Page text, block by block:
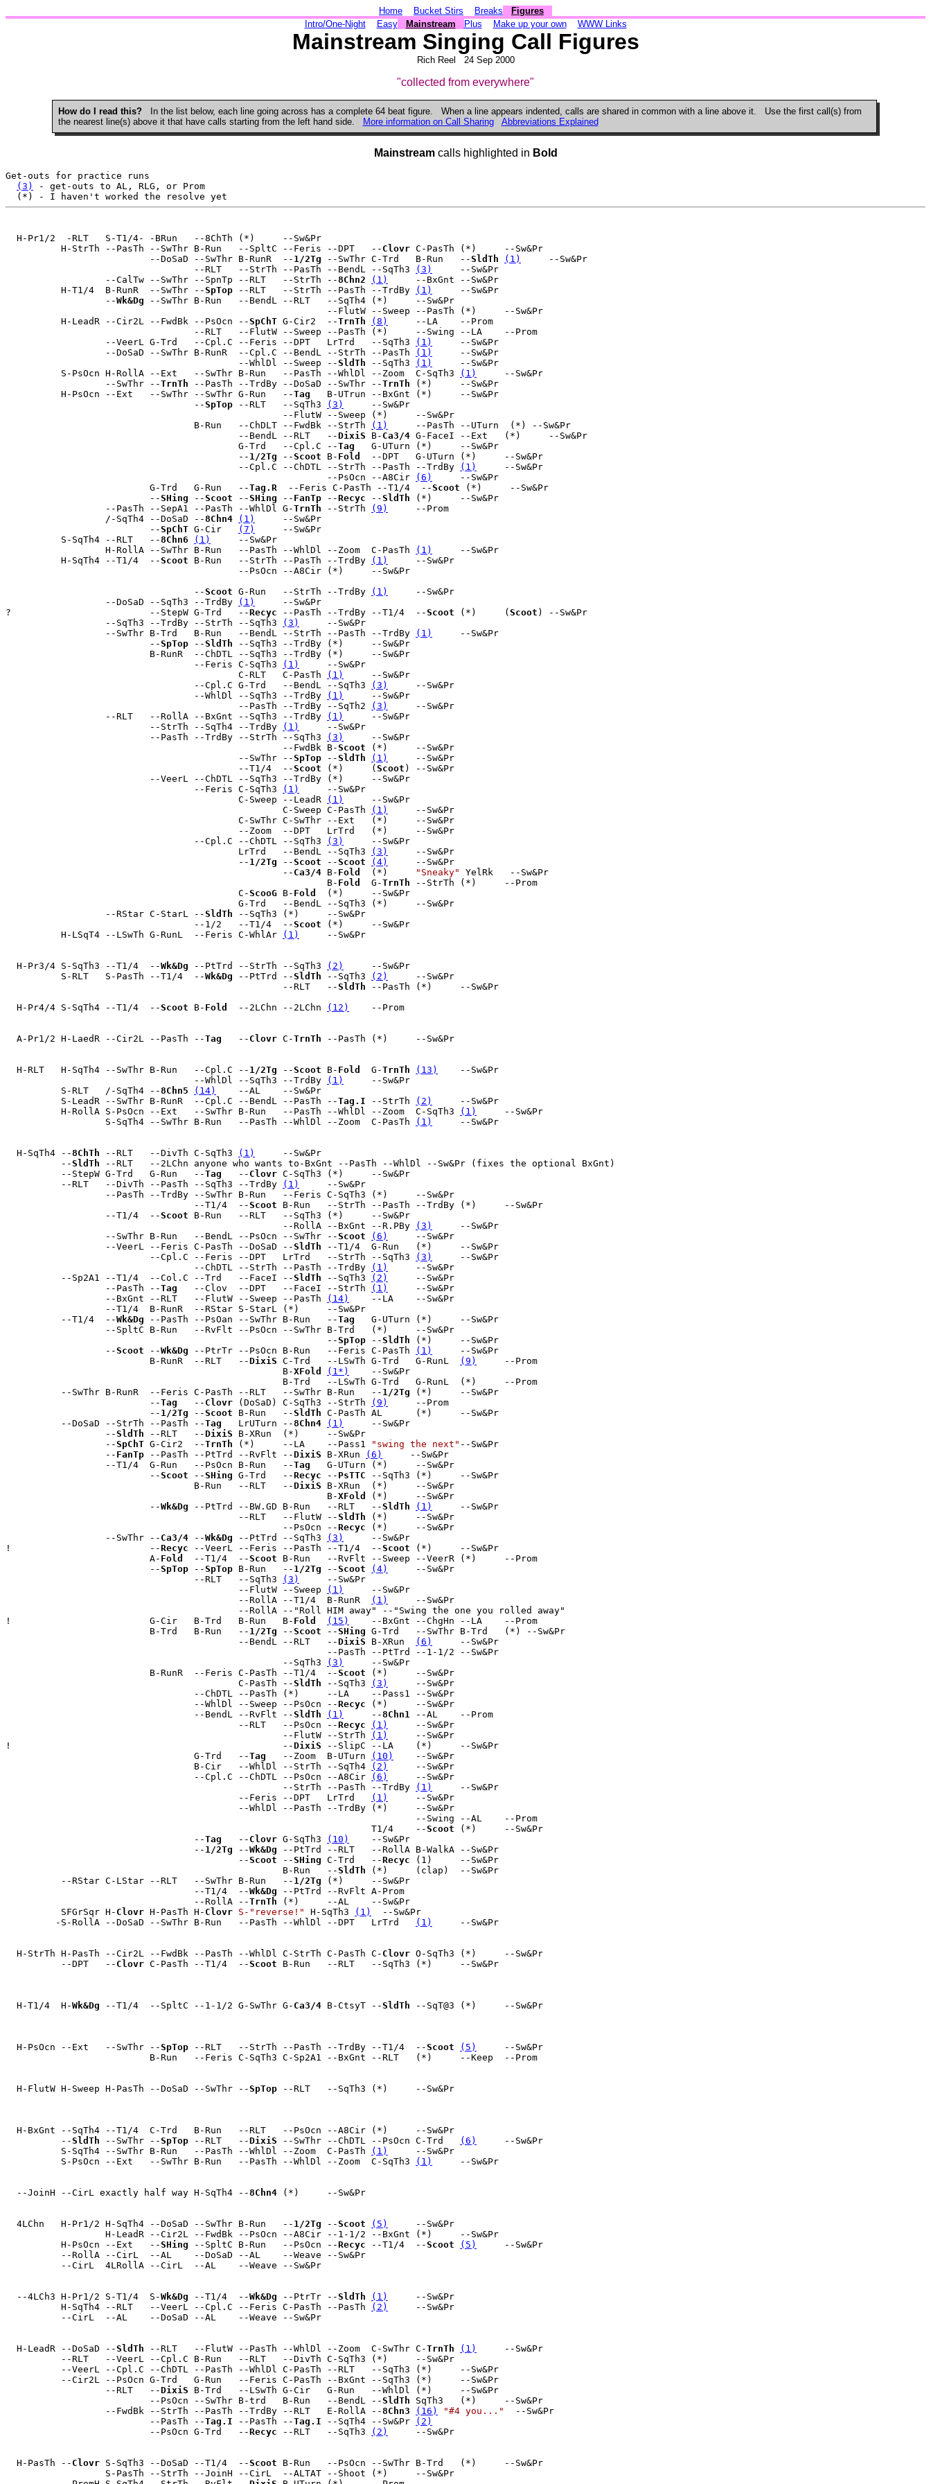
Home Bucket Stirs Breaks
Figures
Intro/One-Night
Easy Mainstream Plus Make up your own WWW Links
Mainstream Singing Call Figures
Rich Reel 24 Sep 2000
"collected from everywhere"
How do I read this?In the list below, each line going across has a complete 64 beat figure. When a line appears indented, calls are shared in common with a line above it. Use the first call(s) from
the nearest line(s) above it that have calls starting from the left hand side.
More information on Call Sharing Abbreviations Explained
Mainstreamcalls highlighted in Bold
Get-outs for practice runs
(3)
- get-outs to AL, RLG, or Prom
  H-Pr1/2  -RLT   S-T1/4- -BRun   --8ChTh (*)     --Sw&Pr
          H-StrTh --PasTh --SwThr B-Run   --SpltC --Feris --DPT   --
Clovr C-PasTh (*)     --Sw&Pr
                          --DoSaD --SwThr B-RunR  --
1/2Tg --SwThr C-Trd   B-Run   --SldTh (1)
     --Sw&Pr
                                  --RLT   --StrTh --PasTh --BendL --SqTh3
(3)
     --Sw&Pr
                  --CalTw --SwThr --SpnTp --RLT   --StrTh --
8Chn2 (1)
     --BxGnt --Sw&Pr
          H-T1/4  B-RunR  --SwThr --
SpTop --RLT   --StrTh --PasTh --TrdBy (1)
     --Sw&Pr
                  --
Wk&Dg --SwThr B-Run   --BendL --RLT   --SqTh4 (*)     --Sw&Pr
                                                          --FlutW --Sweep --PasTh (*)     --Sw&Pr
          H-LeadR --Cir2L --FwdBk --PsOcn --
SpChT G-Cir2  --TrnTh (8)
     --LA    --Prom
                                  --RLT   --FlutW --Sweep --PasTh (*)     --Swing --LA    --Prom
                  --VeerL G-Trd   --Cpl.C --Feris --DPT   LrTrd   --SqTh3
(1)
     --Sw&Pr
                  --DoSaD --SwThr B-RunR  --Cpl.C --BendL --StrTh --PasTh
(1)
     --Sw&Pr
                                          --WhlDl --Sweep --
SldTh --SqTh3 (1)
     --Sw&Pr
          S-PsOcn H-RollA --Ext   --SwThr B-Run   --PasTh --WhlDl --Zoom  C-SqTh3
(1)
     --Sw&Pr
                  --SwThr --
TrnTh --PasTh --TrdBy --DoSaD --SwThr --TrnTh (*)     --Sw&Pr
          H-PsOcn --Ext   --SwThr --SwThr G-Run   --
Tag
   B-UTrun --BxGnt (*)     --Sw&Pr
                                  --
SpTop --RLT   --SqTh3 (3)
     --Sw&Pr
                                                  --FlutW --Sweep (*)     --Sw&Pr
                                  B-Run   --ChDLT --FwdBk --StrTh
(1)
     --PasTh --UTurn
(*) --Sw&Pr
                                          --BendL --RLT   --
DixiS B- Ca3/4 G-FaceI --Ext   (*)     --Sw&Pr
                                          G-Trd   --Cpl.C --
Tag
   G-UTurn (*)     --Sw&Pr
                                          --
1/2Tg --Scoot B- Fold
  --DPT   G-UTurn (*)     --Sw&Pr
                                          --Cpl.C --ChDTL --StrTh --PasTh --TrdBy
(1)
     --Sw&Pr
                                                          --PsOcn --A8Cir
(6)
     --Sw&Pr
                          G-Trd   G-Run   --
Tag.R
  --Feris C-PasTh --T1/4  --
Scoot (*)     --Sw&Pr
                          --
SHing --Scoot --SHing -- FanTp --Recyc --SldTh (*)     --Sw&Pr
                  --PasTh --SepA1 --PasTh --WhlDl G-
TrnTh --StrTh (9)
     --Prom
                  /-SqTh4 --DoSaD --
8Chn4 (1)
     --Sw&Pr
                          --
SpChT G-Cir (7)
     --Sw&Pr
          S-SqTh4 --RLT   --
8Chn6 (1)
     --Sw&Pr
                  H-RollA --SwThr B-Run   --PasTh --WhlDl --Zoom  C-PasTh
(1)
     --Sw&Pr
          H-SqTh4 --T1/4  --
Scoot B-Run   --StrTh --PasTh --TrdBy (1)
     --Sw&Pr
                                          --PsOcn --A8Cir (*)     --Sw&Pr
                                  --
Scoot G-Run   --StrTh --TrdBy (1)
     --Sw&Pr
                  --DoSaD --SqTh3 --TrdBy
(1)
     --Sw&Pr
?                         --StepW G-Trd   --Recyc --PasTh --TrdBy --T1/4  --Scoot (*)     ( Scoot ) --Sw&Pr
                  --SqTh3 --TrdBy --StrTh --SqTh3
(3)
     --Sw&Pr
                  --SwThr B-Trd   B-Run   --BendL --StrTh --PasTh --TrdBy
(1)
     --Sw&Pr
                          --
SpTop --SldTh --SqTh3 --TrdBy (*)     --Sw&Pr
                          B-RunR  --ChDTL --SqTh3 --TrdBy (*)     --Sw&Pr
                                  --Feris C-SqTh3
(1)
     --Sw&Pr
                                          C-RLT   C-PasTh
(1)
     --Sw&Pr
                                  --Cpl.C G-Trd   --BendL --SqTh3
(3)
     --Sw&Pr
                                  --WhlDl --SqTh3 --TrdBy
(1)
     --Sw&Pr
                                          --PasTh --TrdBy --SqTh2
(3)
     --Sw&Pr
                  --RLT   --RollA --BxGnt --SqTh3 --TrdBy
(1)
     --Sw&Pr
                          --StrTh --SqTh4 --TrdBy
(1)
     --Sw&Pr
                          --PasTh --TrdBy --StrTh --SqTh3
(3)
     --Sw&Pr
                                                  --FwdBk B-
Scoot (*)     --Sw&Pr
                                          --SwThr --
SpTop --SldTh (1)
     --Sw&Pr
                                          --T1/4  --
Scoot (*)     ( Scoot ) --Sw&Pr
                          --VeerL --ChDTL --SqTh3 --TrdBy (*)     --Sw&Pr
                                  --Feris C-SqTh3
(1)
     --Sw&Pr
                                          C-Sweep --LeadR
(1)
     --Sw&Pr
                                                  C-Sweep C-PasTh
(1)
     --Sw&Pr
                                          C-SwThr C-SwThr --Ext   (*)     --Sw&Pr
                                          --Zoom  --DPT   LrTrd   (*)     --Sw&Pr
                                  --Cpl.C --ChDTL --SqTh3
(3)
     --Sw&Pr
                                          LrTrd   --BendL --SqTh3
(3)
     --Sw&Pr
                                          --
1/2Tg --Scoot --Scoot (4)
     --Sw&Pr
                                                  --
Ca3/4 B- Fold
  (*)
"Sneaky"
YelRk   --Sw&Pr
                                                          B-
Fold
  G-
TrnTh --StrTh (*)     --Prom
                                          C-
ScooG B- Fold
  (*)     --Sw&Pr
                                          G-Trd   --BendL --SqTh3 (*)     --Sw&Pr
                  --RStar C-StarL --
SldTh --SqTh3 (*)     --Sw&Pr
                                  --1/2   --T1/4  --
Scoot (*)     --Sw&Pr
          H-LSqT4 --LSwTh G-RunL  --Feris C-WhlAr
(1)
     --Sw&Pr
  H-Pr3/4 S-SqTh3 --T1/4  --
Wk&Dg --PtTrd --StrTh --SqTh3 (2)
     --Sw&Pr
          S-RLT   S-PasTh --T1/4  --
Wk&Dg --PtTrd --SldTh --SqTh3 (2)
     --Sw&Pr
                                                  --RLT   --
SldTh --PasTh (*)     --Sw&Pr
  H-Pr4/4 S-SqTh4 --T1/4  --
Scoot B- Fold
  --2LChn --2LChn
(12)
    --Prom
  A-Pr1/2 H-LaedR --Cir2L --PasTh --
Tag
   --
Clovr C-TrnTh --PasTh (*)     --Sw&Pr
  H-RLT   H-SqTh4 --SwThr B-Run   --Cpl.C --
1/2Tg --Scoot B- Fold
  G-
TrnTh (13)
    --Sw&Pr
                                  --WhlDl --SqTh3 --TrdBy
(1)
     --Sw&Pr
          S-RLT   /-SqTh4 --
8Chn5 (14)
    --AL    --Sw&Pr
          S-LeadR --SwThr B-RunR  --Cpl.C --BendL --PasTh --
Tag.I --StrTh (2)
     --Sw&Pr
          H-RollA S-PsOcn --Ext   --SwThr B-Run   --PasTh --WhlDl --Zoom  C-SqTh3
(1)
     --Sw&Pr
                  S-SqTh4 --SwThr B-Run   --PasTh --WhlDl --Zoom  C-PasTh
(1)
     --Sw&Pr
  H-SqTh4 --
8ChTh --RLT   --DivTh C-SqTh3 (1)
     --Sw&Pr
          --
SldTh --RLT   --2LChn anyone who wants to-BxGnt --PasTh --WhlDl --Sw&Pr (fixes the optional BxGnt)
          --StepW G-Trd   G-Run   --
Tag
   --
Clovr C-SqTh3 (*)     --Sw&Pr
          --RLT   --DivTh --PasTh --SqTh3 --TrdBy
(1)
     --Sw&Pr
                  --PasTh --TrdBy --SwThr B-Run   --Feris C-SqTh3 (*)     --Sw&Pr
                                  --T1/4  --
Scoot B-Run   --StrTh --PasTh --TrdBy (*)     --Sw&Pr
                  --T1/4  --
Scoot B-Run   --RLT   --SqTh3 (*)     --Sw&Pr
                                                  --RollA --BxGnt --R.PBy
(3)
     --Sw&Pr
                  --SwThr B-Run   --BendL --PsOcn --SwThr --
Scoot (6)
     --Sw&Pr
                  --VeerL --Feris C-PasTh --DoSaD --
SldTh --T1/4  G-Run   (*)     --Sw&Pr
                          --Cpl.C --Feris --DPT   LrTrd   --StrTh --SqTh3
(3)
     --Sw&Pr
                                  --ChDTL --StrTh --PasTh --TrdBy
(1)
     --Sw&Pr
          --Sp2A1 --T1/4  --Col.C --Trd   --FaceI --
SldTh --SqTh3 (2)
     --Sw&Pr
                  --PasTh --
Tag
   --Clov  --DPT   --FaceI --StrTh
(1)
     --Sw&Pr
                  --BxGnt --RLT   --FlutW --Sweep --PasTh
(14)
    --LA    --Sw&Pr
                  --T1/4  B-RunR  --RStar S-StarL (*)     --Sw&Pr
          --T1/4  --
Wk&Dg --PasTh --PsOan --SwThr B-Run   --Tag
   G-UTurn (*)     --Sw&Pr
                  --SpltC B-Run   --RvFlt --PsOcn --SwThr B-Trd   (*)     --Sw&Pr
                                                          --
SpTop --SldTh (*)     --Sw&Pr
                  --
Scoot --Wk&Dg --PtrTr --PsOcn B-Run   --Feris C-PasTh (1)
     --Sw&Pr
                          B-RunR  --RLT   --
DixiS C-Trd   --LSwTh G-Trd   G-RunL (9)
     --Prom
                                                  B-
XFold (1*)
    --Sw&Pr
                                                  B-Trd   --LSwTh G-Trd   G-RunL  (*)     --Prom
          --SwThr B-RunR  --Feris C-PasTh --RLT   --SwThr B-Run   --
1/2Tg (*)     --Sw&Pr
                          --
Tag
   --
Clovr (DoSaD) C-SqTh3 --StrTh (9)
     --Prom
                          --
1/2Tg --Scoot B-Run   --SldTh C-PasTh AL      (*)     --Sw&Pr
          --DoSaD --StrTh --PasTh --
Tag
   LrUTurn --
8Chn4 (1)
     --Sw&Pr
                  --
SldTh --RLT   --DixiS B-XRun  (*)     --Sw&Pr
                  --
SpChT G-Cir2  --TrnTh (*)     --LA    --Pass1 "swing the next" --Sw&Pr
                  --
FanTp --PasTh --PtTrd --RvFlt --DixiS B-XRun (6)
     --Sw&Pr
                  --T1/4  G-Run   --PsOcn B-Run   --
Tag
   G-UTurn (*)     --Sw&Pr
                          --
Scoot --SHing G-Trd   --Recyc -- PsTTC --SqTh3 (*)     --Sw&Pr
                                  B-Run   --RLT   --
DixiS B-XRun  (*)     --Sw&Pr
                                                          B-
XFold
(*)     --Sw&Pr
                          --
Wk&Dg --PtTrd --BW.GD B-Run   --RLT   --SldTh (1)
     --Sw&Pr
                                          --RLT   --FlutW --
SldTh (*)     --Sw&Pr
                                                  --PsOcn --
Recyc (*)     --Sw&Pr
                  --SwThr --
Ca3/4 --Wk&Dg --PtTrd --SqTh3 (3)
     --Sw&Pr
!                         --Recyc --VeerL --Feris --PasTh --T1/4  --Scoot (*)     --Sw&Pr
                          A-
Fold
  --T1/4  --
Scoot B-Run   --RvFlt --Sweep --VeerR (*)     --Prom
                          --
SpTop --SpTop B-Run   -- 1/2Tg --Scoot (4)
     --Sw&Pr
                                  --RLT   --SqTh3
(3)
     --Sw&Pr
                                          --FlutW --Sweep
(1)
     --Sw&Pr
                                          --RollA --T1/4  B-RunR
(1)
     --Sw&Pr
                                          --RollA --"Roll HIM away" --"Swing the one you rolled away"
!                         G-Cir   B-Trd   B-Run   B- Fold (15)
    --BxGnt --ChgHn --LA    --Prom
                          B-Trd   B-Run   --
1/2Tg --Scoot --SHing G-Trd   --SwThr B-Trd   (*) --Sw&Pr
                                          --BendL --RLT   --
DixiS B-XRun (6)
     --Sw&Pr
                                                          --PasTh --PtTrd --1-1/2 --Sw&Pr
                                                  --SqTh3
(3)
     --Sw&Pr
                          B-RunR  --Feris C-PasTh --T1/4  --
Scoot (*)     --Sw&Pr
                                          C-PasTh --
SldTh --SqTh3 (3)
     --Sw&Pr
                                  --ChDTL --PasTh (*)     --LA    --Pass1 --Sw&Pr
                                  --WhlDl --Sweep --PsOcn --
Recyc (*)     --Sw&Pr
                                  --BendL --RvFlt --
SldTh (1)
     --
8Chn1 --AL    --Prom
                                          --RLT   --PsOcn --
Recyc (1)
     --Sw&Pr
                                                  --FlutW --StrTh
(1)
     --Sw&Pr
!                                                 --DixiS --SlipC --LA    (*)     --Sw&Pr
                                  G-Trd   --
Tag
   --Zoom  B-UTurn
(10)
    --Sw&Pr
                                  B-Cir   --WhlDl --StrTh --SqTh4
(2)
     --Sw&Pr
                                  --Cpl.C --ChDTL --PsOcn --A8Cir
(6)
     --Sw&Pr
                                                  --StrTh --PasTh --TrdBy
(1)
     --Sw&Pr
                                          --Feris --DPT   LrTrd
(1)
     --Sw&Pr
                                          --WhlDl --PasTh --TrdBy (*)     --Sw&Pr
                                                                          --Swing --AL    --Prom
                                                                  T1/4    --
Scoot (*)     --Sw&Pr
                                  --
Tag
   --
Clovr G-SqTh3 (10)
    --Sw&Pr
                                  --
1/2Tg --Wk&Dg --PtTrd --RLT   --RollA B-WalkA --Sw&Pr
                                          --
Scoot --SHing C-Trd   --Recyc (1)     --Sw&Pr
                                                  B-Run   --
SldTh (*)     (clap)  --Sw&Pr
          --RStar C-LStar --RLT   --SwThr B-Run   --
1/2Tg (*)     --Sw&Pr
                                  --T1/4  --
Wk&Dg --PtTrd --RvFlt A-Prom
                                  --RollA --
TrnTh (*)     --AL    --Sw&Pr
          SFGrSqr H-
Clovr H-PasTh H- Clovr S-"reverse!" H-SqTh3 (1)
  --Sw&Pr
         -S-RollA --DoSaD --SwThr B-Run   --PasTh --WhlDl --DPT   LrTrd
(1)
     --Sw&Pr
  H-StrTh H-PasTh --Cir2L --FwdBk --PasTh --WhlDl C-StrTh C-PasTh C-
Clovr O-SqTh3 (*)     --Sw&Pr
          --DPT   --
Clovr C-PasTh --T1/4  --Scoot B-Run   --RLT   --SqTh3 (*)     --Sw&Pr
  H-T1/4  H-
Wk&Dg --T1/4  --SpltC --1-1/2 G-SwThr G- Ca3/4 B-CtsyT --SldTh --SqT@3 (*)     --Sw&Pr
  H-PsOcn --Ext   --SwThr --
SpTop --RLT   --StrTh --PasTh --TrdBy --T1/4  --Scoot (5)
     --Sw&Pr
                          B-Run   --Feris C-SqTh3 C-Sp2A1 --BxGnt --RLT   (*)     --Keep  --Prom
  H-FlutW H-Sweep H-PasTh --DoSaD --SwThr --
SpTop --RLT   --SqTh3 (*)     --Sw&Pr
  H-BxGnt --SqTh4 --T1/4  C-Trd   B-Run   --RLT   --PsOcn --A8Cir (*)     --Sw&Pr
          --
SldTh --SwThr --SpTop --RLT   --DixiS --SwThr --ChDTL --PsOcn C-Trd (6)
     --Sw&Pr
          S-SqTh4 --SwThr B-Run   --PasTh --WhlDl --Zoom  C-PasTh
(1)
     --Sw&Pr
          S-PsOcn --Ext   --SwThr B-Run   --PasTh --WhlDl --Zoom  C-SqTh3
(1)
     --Sw&Pr
  --JoinH --CirL exactly half way H-SqTh4 --
8Chn4 (*)     --Sw&Pr
  4LChn   H-Pr1/2 H-SqTh4 --DoSaD --SwThr B-Run   --
1/2Tg --Scoot (5)
     --Sw&Pr
                  H-LeadR --Cir2L --FwdBk --PsOcn --A8Cir --1-1/2 --BxGnt (*)     --Sw&Pr
          H-PsOcn --Ext   --
SHing --SpltC B-Run   --PsOcn --Recyc --T1/4  --Scoot (5)
     --Sw&Pr
          --RollA --CirL  --AL    --DoSaD --AL    --Weave --Sw&Pr
          --CirL  4LRollA --CirL  --AL    --Weave --Sw&Pr
  --4LCh3 H-Pr1/2 S-T1/4  S-
Wk&Dg --T1/4  --Wk&Dg --PtrTr --SldTh (1)
     --Sw&Pr
          H-SqTh4 --RLT   --VeerL --Cpl.C --Feris C-PasTh --PasTh
(2)
     --Sw&Pr
          --CirL  --AL    --DoSaD --AL    --Weave --Sw&Pr
  H-LeadR --DoSaD --
SldTh --RLT   --FlutW --PasTh --WhlDl --Zoom  C-SwThr C-TrnTh (1)
     --Sw&Pr
          --RLT   --VeerL --Cpl.C B-Run   --RLT   --DivTh C-SqTh3 (*)     --Sw&Pr
          --VeerL --Cpl.C --ChDTL --PasTh --WhlDl C-PasTh --RLT   --SqTh3 (*)     --Sw&Pr
          --Cir2L --PsOcn G-Trd   G-Run   --Feris C-PasTh --BxGnt --SqTh3 (*)     --Sw&Pr
                  --RLT   --
DixiS B-Trd   --LSwTh G-Cir   G-Run   --WhlDl (*)     --Sw&Pr
                          --PsOcn --SwThr B-trd   B-Run   --BendL --
SldTh SqTh3   (*)     --Sw&Pr
                  --FwdBk --StrTh --PasTh --TrdBy --RLT   E-RollA --
8Chn3 (16) "#4 you..."
  --Sw&Pr
                          --PasTh --
Tag.I --PasTh --Tag.I --SqTh4 --Sw&Pr
(2)
                          --PsOcn G-Trd   --
Recyc --RLT   --SqTh3 (2)
     --Sw&Pr
  H-PasTh --
Clovr S-SqTh3 --DoSaD --T1/4  --Scoot B-Run   --PsOcn --SwThr B-Trd   (*)     --Sw&Pr
                  S-PasTh --StrTh --JoinH --CirL  --ALTAT --Shoot (*)     --Sw&Pr